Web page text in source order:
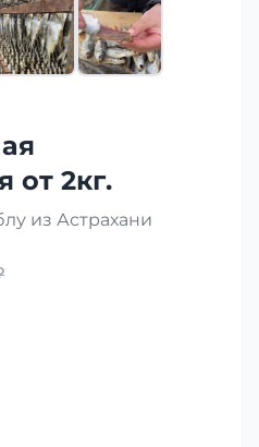
от 2кг.
из Астрахани